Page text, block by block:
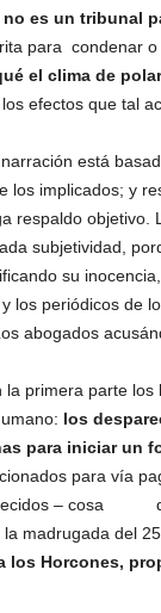
es un tribunal
para condenar
el clima de
efectos que tal
está
los implicados; y
respaldo objetivo.
subjetividad,
su
los periódicos de
abogados
la primera parte
los
para iniciar un
para vía
– cosa
madrugada del
los Horcones,